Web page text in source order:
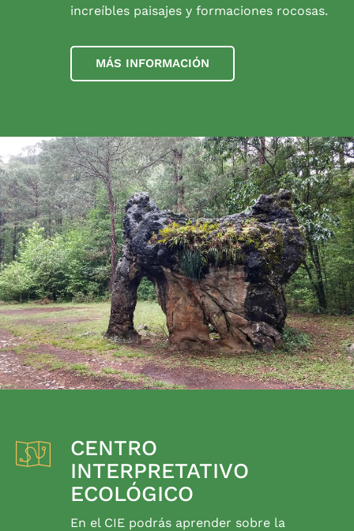
increíbles paisajes y formaciones rocosas.
MÁS INFORMACIÓN
CENTRO
INTERPRETATIVO
ECOLÓGICO
En el CIE podrás aprender sobre la